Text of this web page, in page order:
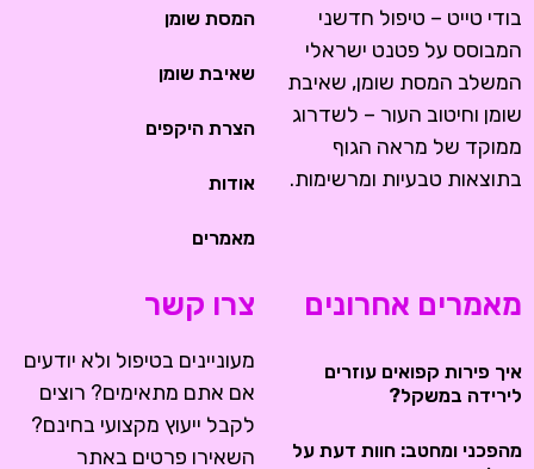
בודי טייט – טיפול חדשני
המבוסס על פטנט ישראלי
המשלב המסת שומן, שאיבת
שומן וחיטוב העור – לשדרוג
ממוקד של מראה הגוף
בתוצאות טבעיות ומרשימות.
המסת שומן
שאיבת שומן
הצרת היקפים
אודות
מאמרים
מאמרים אחרונים
איך פירות קפואים עוזרים
לירידה במשקל?
מהפכני ומחטב: חוות דעת על
צרו קשר
מעוניינים בטיפול ולא יודעים
אם אתם מתאימים? רוצים
לקבל ייעוץ מקצועי בחינם?
השאירו פרטים באתר